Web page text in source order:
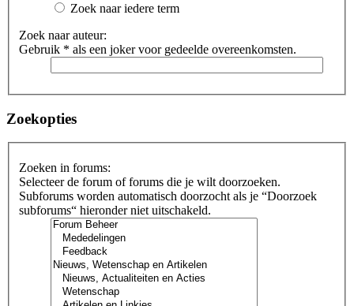
Zoek naar iedere term
Zoek naar auteur:
Gebruik * als een joker voor gedeelde overeenkomsten.
Zoekopties
Zoeken in forums:
Selecteer de forum of forums die je wilt doorzoeken.
Subforums worden automatisch doorzocht als je “Doorzoek
subforums“ hieronder niet uitschakeld.